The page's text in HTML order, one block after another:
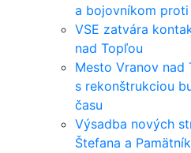
a bojovníkom proti
VSE zatvára
nad Topľou
Mesto Vranov nad
s rekonštrukciou
času
Výsadba nových
Štefana a